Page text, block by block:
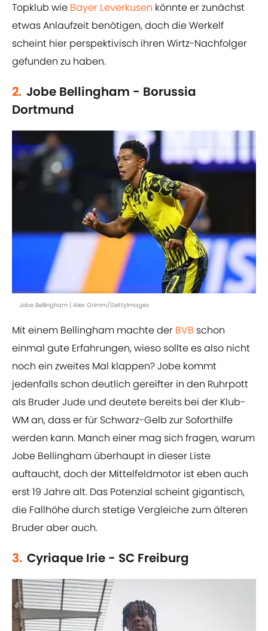
Topklub wie Bayer Leverkusen könnte er zunächst
etwas Anlaufzeit benötigen, doch die Werkelf
scheint hier perspektivisch ihren Wirtz-Nachfolger
gefunden zu haben.
2. Jobe Bellingham - Borussia
Dortmund
Jobe Bellingham | Alex Grimm/GettyImages
Mit einem Bellingham machte der BVB schon
einmal gute Erfahrungen, wieso sollte es also nicht
noch ein zweites Mal klappen? Jobe kommt
jedenfalls schon deutlich gereifter in den Ruhrpott
als Bruder Jude und deutete bereits bei der Klub-
WM an, dass er für Schwarz-Gelb zur Soforthilfe
werden kann. Manch einer mag sich fragen, warum
Jobe Bellingham überhaupt in dieser Liste
auftaucht, doch der Mittelfeldmotor ist eben auch
erst 19 Jahre alt. Das Potenzial scheint gigantisch,
die Fallhöhe durch stetige Vergleiche zum älteren
Bruder aber auch.
3. Cyriaque Irie - SC Freiburg